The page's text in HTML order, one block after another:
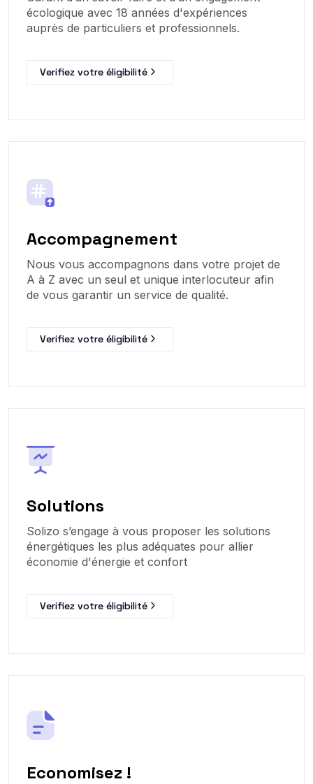
écologique avec 18 années d'expériences
auprès de particuliers et professionnels.
Verifiez votre éligibilité
Accompagnement
Nous vous accompagnons dans votre projet de
A à Z avec un seul et unique interlocuteur afin
de vous garantir un service de qualité.
Verifiez votre éligibilité
Solutions
Solizo s’engage à vous proposer les solutions
énergétiques les plus adéquates pour allier
économie d'énergie et confort
Verifiez votre éligibilité
Economisez !